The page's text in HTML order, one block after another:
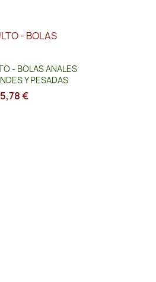
rápida
- BOLAS ANALES
Y PESADAS
€